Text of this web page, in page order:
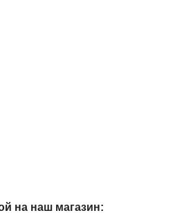
на наш магазин: